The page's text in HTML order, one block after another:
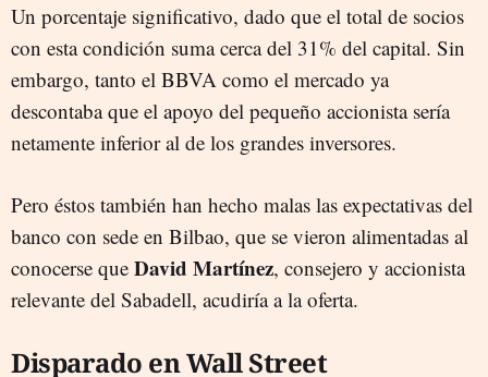
Un porcentaje significativo, dado que el total de socios
con esta condición suma cerca del 31% del capital. Sin
embargo, tanto el BBVA como el mercado ya
descontaba que el apoyo del pequeño accionista sería
netamente inferior al de los grandes inversores.
Pero éstos también han hecho malas las expectativas del
banco con sede en Bilbao, que se vieron alimentadas al
conocerse que David Martínez, consejero y accionista
relevante del Sabadell, acudiría a la oferta.
Disparado en Wall Street